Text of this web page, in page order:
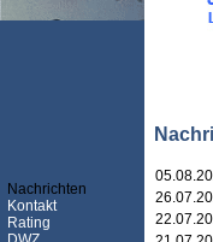
Nachrichten
Kontakt
Rating